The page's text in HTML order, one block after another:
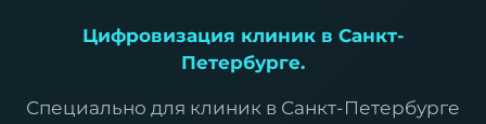
Цифровизация клиник в Санкт-
Петербурге.
Специально для клиник в Санкт-Петербурге